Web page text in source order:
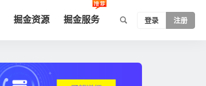
掘金资源 掘金服务 登录 注册